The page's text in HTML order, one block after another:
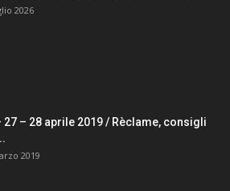
2026
27 – 28 aprile 2019 / Rèclame, consigli
2019